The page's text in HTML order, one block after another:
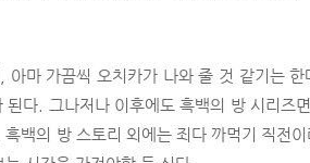
아마 가끔씩 오치카가 나와 줄 것 같기는
다. 그나저나 이후에도 흑백의 방 시리즈
백의 방 스토리 외에는 죄다 까먹기 직전